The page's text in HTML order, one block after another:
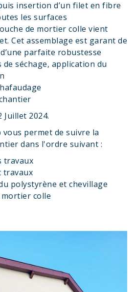
insertion d’un filet en fibre
les surfaces
de mortier colle vient
Cet assemblage est garant de
parfaite robustesse
de séchage, application du
Juillet 2024.
permet de suivre la
dans l'ordre suivant :
travaux
travaux
polystyrène et chevillage
colle